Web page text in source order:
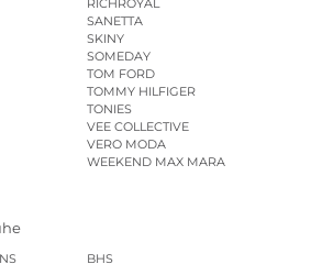
SANETTA
SKINY
SOMEDAY
TOM FORD
TOMMY HILFIGER
TONIES
VEE COLLECTIVE
VERO MODA
WEEKEND MAX MARA
BHS